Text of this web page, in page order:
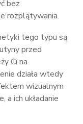
bez
rozplątywania.
tego typu są
przed
Ci na
działa wtedy
wizualnym
a ich układanie